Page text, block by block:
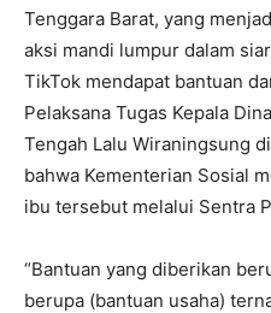
Tenggara Barat, yang
aksi mandi lumpur dalam
TikTok mendapat bantuan
Pelaksana Tugas Kepala
Tengah Lalu Wiraningsung
bahwa Kementerian Sosial
ibu tersebut melalui Sentra
“Bantuan yang diberikan
berupa (bantuan usaha)